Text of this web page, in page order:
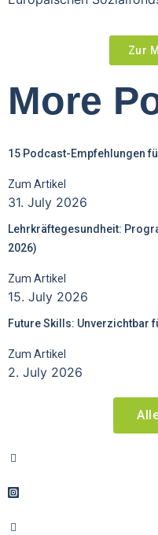
Zur
More
15 Podcast-Empfehlungen
Zum Artikel
31. July 2026
Lehrkräftegesundheit:
2026)
Zum Artikel
15. July 2026
Future Skills: Unverzichtbar
Zum Artikel
2. July 2026